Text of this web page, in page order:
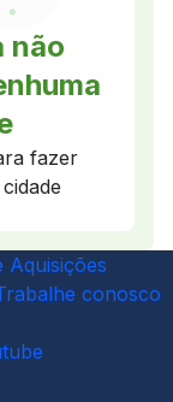
não
fazer
Aquisições
conosco